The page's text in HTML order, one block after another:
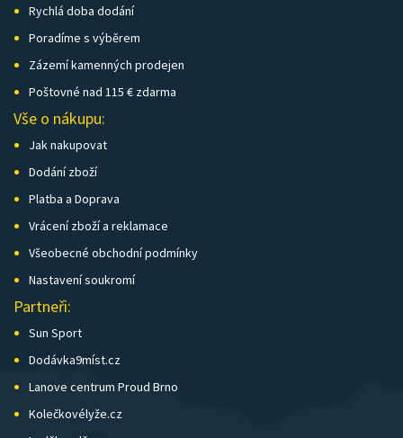
Rychlá doba dodání
Poradíme s výběrem
Zázemí kamenných prodejen
Poštovné nad 115 € zdarma
Vše o nákupu:
Jak nakupovat
Dodání zboží
Platba a Doprava
Vrácení zboží a reklamace
Všeobecné obchodní podmínky
Nastavení soukromí
Partneři:
Sun Sport
Dodávka9míst.cz
Lanove centrum Proud Brno
Kolečkovélyže.cz